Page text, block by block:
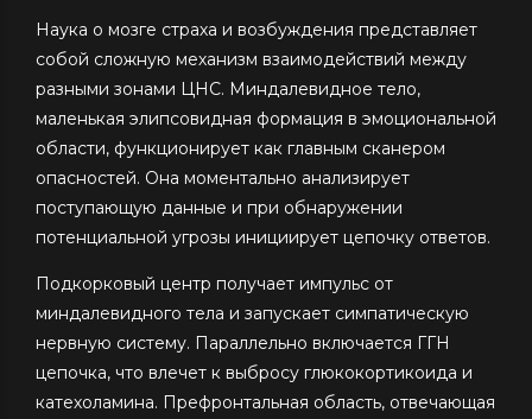
Наука о мозге страха и возбуждения представляет
собой сложную механизм взаимодействий между
разными зонами ЦНС. Миндалевидное тело,
маленькая элипсовидная формация в эмоциональной
области, функционирует как главным сканером
опасностей. Она моментально анализирует
поступающую данные и при обнаружении
потенциальной угрозы инициирует цепочку ответов.
Подкорковый центр получает импульс от
миндалевидного тела и запускает симпатическую
нервную систему. Параллельно включается ГГН
цепочка, что влечет к выбросу глюкокортикоида и
катехоламина. Префронтальная область, отвечающая